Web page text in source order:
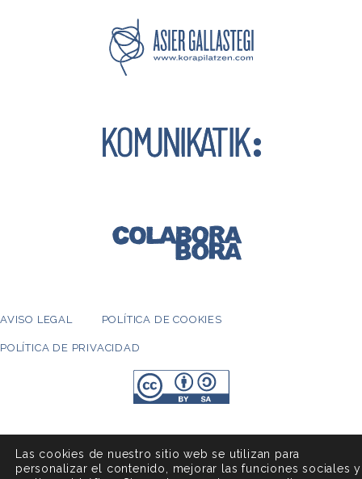
AVISO LEGAL POLÍTICA DE COOKIES
POLÍTICA DE PRIVACIDAD
Las cookies de nuestro sitio web se utilizan para
personalizar el contenido, mejorar las funciones sociales y